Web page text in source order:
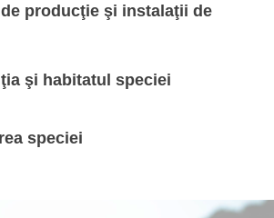
producţie şi instalaţii de
şi habitatul speciei
speciei